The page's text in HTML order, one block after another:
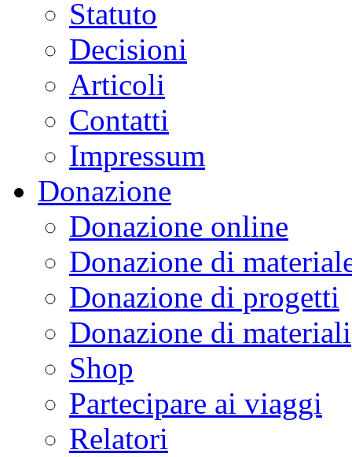
Statuto
Decisioni
Articoli
Contatti
Impressum
Donazione
Donazione online
Donazione di
Donazione di progetti
Donazione di materiali
Shop
Partecipare ai viaggi
Relatori